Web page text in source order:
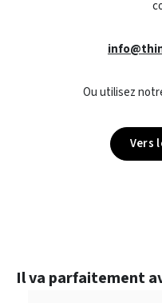
Ou utilisez
Vers
Ignorer la galerie de produits
Il va parfaitement